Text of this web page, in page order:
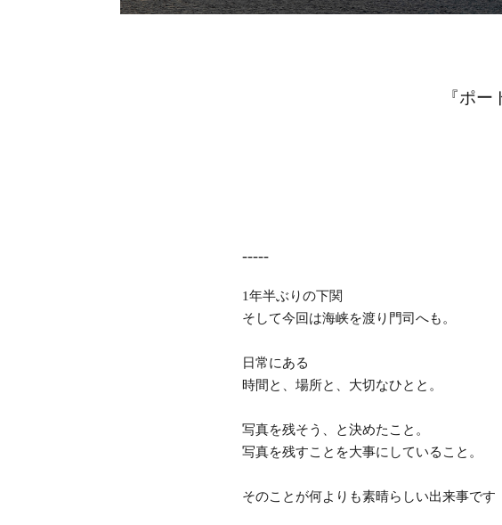
『ポ
-----
1年半ぶりの下関
そして今回は海峡を渡り門司へも。
日常にある
時間と、場所と、大切なひとと。
写真を残そう、と決めたこと。
写真を残すことを大事にしていること。
そのことが何よりも素晴らしい出来事です